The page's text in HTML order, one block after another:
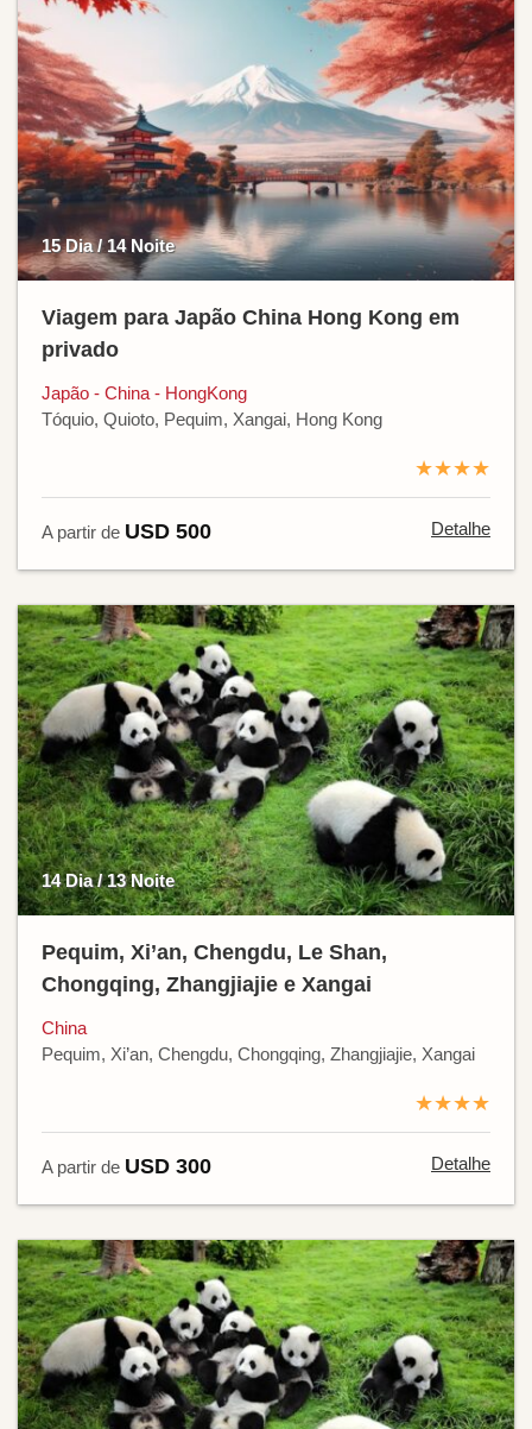
15 Dia / 14 Noite
Viagem para Japão China Hong Kong em
privado
Japão - China - HongKong
Tóquio, Quioto, Pequim, Xangai, Hong Kong
★★★★
A partir de USD 500 Detalhe
14 Dia / 13 Noite
Pequim, Xi’an, Chengdu, Le Shan,
Chongqing, Zhangjiajie e Xangai
China
Pequim, Xi’an, Chengdu, Chongqing, Zhangjiajie, Xangai
★★★★
A partir de USD 300 Detalhe